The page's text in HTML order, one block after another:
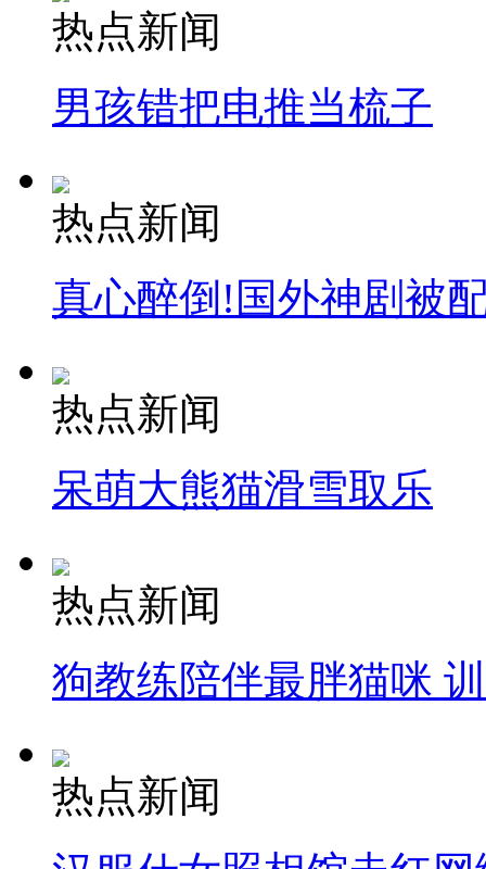
热点新闻
男孩错把电推当梳子
热点新闻
真心醉倒!国外神剧被
热点新闻
呆萌大熊猫滑雪取乐
热点新闻
狗教练陪伴最胖猫咪
热点新闻